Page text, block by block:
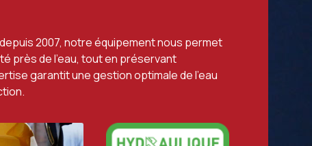
2007, notre équipement nous permet
près de l’eau, tout en préservant
garantit une gestion optimale de l’eau